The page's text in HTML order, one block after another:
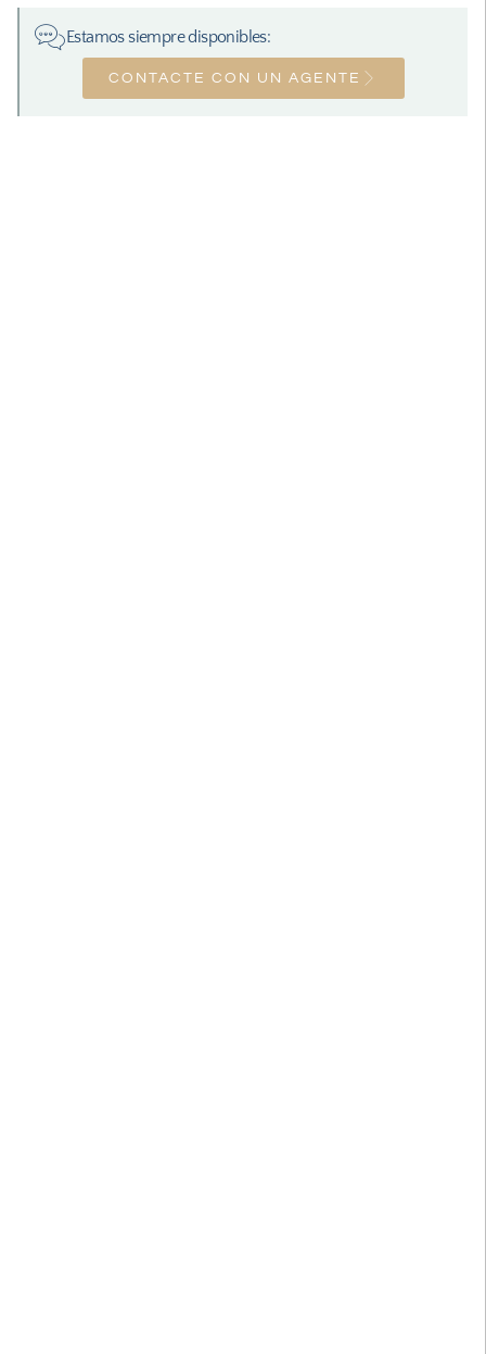
Estamos siempre disponibles:
CONTACTE CON UN AGENTE